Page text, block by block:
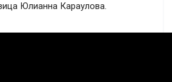
Юлианна Караулова.